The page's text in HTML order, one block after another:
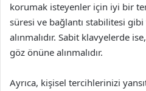
korumak isteyenler için iyi bir
süresi ve bağlantı stabilitesi
alınmalıdır. Sabit klavyelerde
göz önüne alınmalıdır.
Ayrıca, kişisel tercihlerinizi